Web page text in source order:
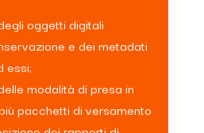
oggetti digitali
e dei metadati
essi;
modalità di presa in
pacchetti di versamento